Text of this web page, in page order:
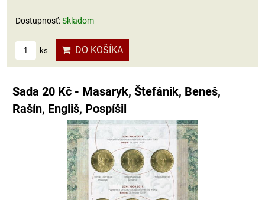
Dostupnosť:Skladom
ks DO KOŠÍKA
Sada 20 Kč - Masaryk, Štefánik, Beneš,
Rašín, Engliš, Pospíšil